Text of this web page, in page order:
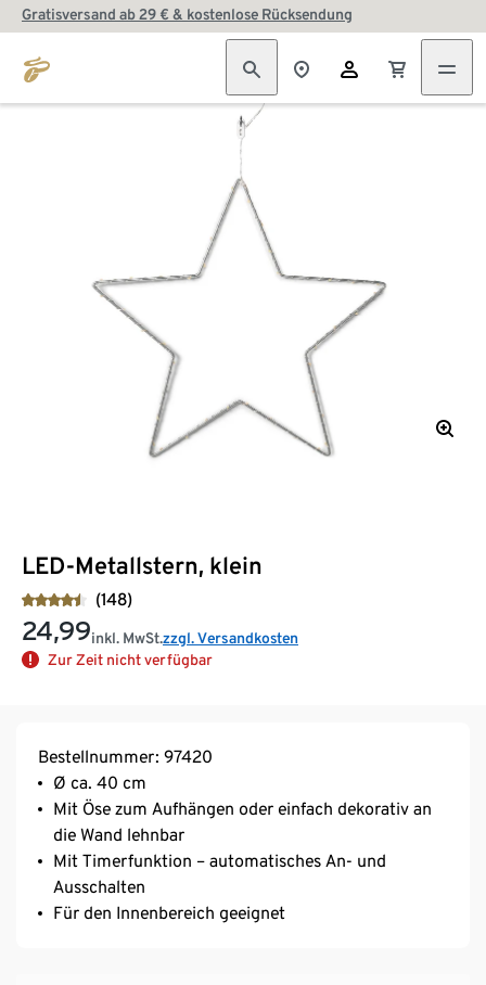
Gratisversand ab 29 € & kostenlose Rücksendung
LED-Metallstern, klein
(148)
24,99inkl. MwSt.zzgl. Versandkosten
Zur Zeit nicht verfügbar
Bestellnummer: 97420
Ø ca. 40 cm
Mit Öse zum Aufhängen oder einfach dekorativ an
die Wand lehnbar
Mit Timerfunktion – automatisches An- und
Ausschalten
Für den Innenbereich geeignet